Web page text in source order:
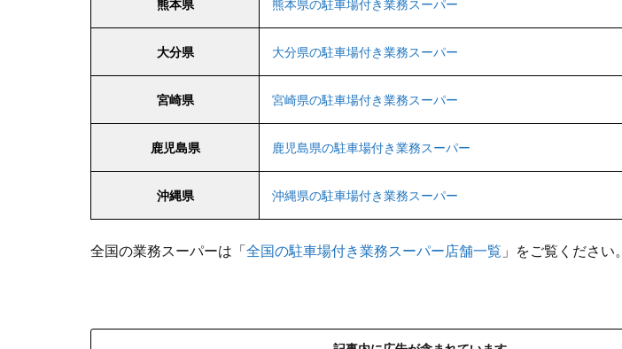
熊本県 熊本県の駐車場付き業務スーパー
大分県 大分県の駐車場付き業務スーパー
宮崎県 宮崎県の駐車場付き業務スーパー
鹿児島県 鹿児島県の駐車場付き業務スーパー
沖縄県 沖縄県の駐車場付き業務スーパー
全国の業務スーパーは「全国の駐車場付き業務スーパー店舗一覧 」をご覧ください。